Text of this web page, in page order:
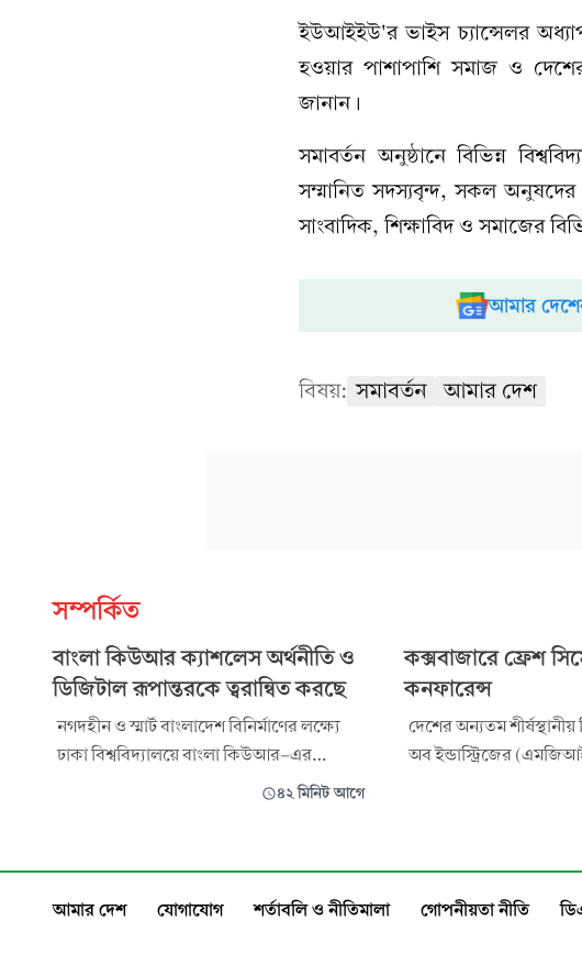
ইউআইইউ'র ভাইস চ্যান্সেলর
হওয়ার পাশাপাশি সমাজ ও
জানান।
সমাবর্তন অনুষ্ঠানে বিভিন্ন
সম্মানিত সদস্যবৃন্দ, সকল অনুষদের
সাংবাদিক, শিক্ষাবিদ ও সমাজের
আমার
বিষয়: সমাবর্তন আমার দেশ
সম্পর্কিত
বাংলা কিউআর ক্যাশলেস অর্থনীতি ও
ডিজিটাল রূপান্তরকে ত্বরান্বিত করছে
নগদহীন ও স্মার্ট বাংলাদেশ বিনির্মাণের লক্ষ্যে
ঢাকা বিশ্ববিদ্যালয়ে বাংলা কিউআর-এর
সচেতনতামূলক মতবিনিময় সভা অনুষ্ঠিত
বাংলা ব্যাংকের সহযোগিতায় ৬ আগস্ট
বিশ্ববিদ্যালয়ের এমবিএ ভবনের অধ্যাপক
৪২ মিনিট আগে
কক্সবাজারে ফ্রেশ
কনফারেন্স
দেশের অন্যতম শীর্ষস্থানীয়
অব ইন্ডাস্ট্রিজের
ইউনিক সিমেন্ট ইন্ডাস্ট্রিজ
অনুষ্ঠিত হয়েছে। দুই
দেশের বিভিন্ন প্রান্ত থেকে
আমার দেশ যোগাযোগ শর্তাবলি ও নীতিমালা গোপনীয়তা নীতি